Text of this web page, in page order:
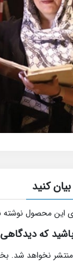
کنید
این محصول
که
نخواهد شد.